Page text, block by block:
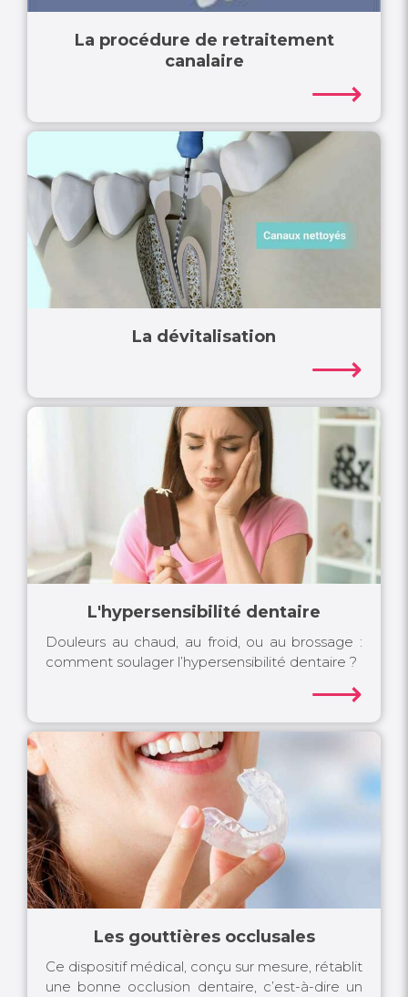
La procédure de retraitement
canalaire
⟶
La dévitalisation
⟶
L'hypersensibilité dentaire
Douleurs au chaud, au froid, ou au brossage :
comment soulager l’hypersensibilité dentaire ?
⟶
Les gouttières occlusales
Ce dispositif médical, conçu sur mesure, rétablit
une bonne occlusion dentaire, c’est-à-dire un